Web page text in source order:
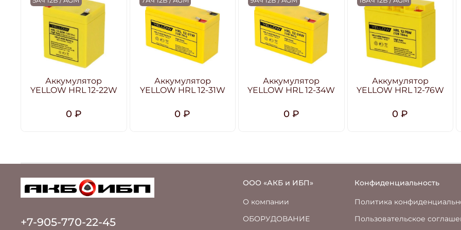
Аккумулятор
YELLOW HRL 12-22W
0 ₽
Аккумулятор
YELLOW HRL 12-31W
0 ₽
Аккумулятор
YELLOW HRL 12-34W
0 ₽
Аккумулятор
YELLOW HRL 12-76W
0 ₽
ООО «АКБ и ИБП»
О компании
ОБОРУДОВАНИЕ
Конфиденциальность
Политика
Пользовательское
+7-905-770-22-45